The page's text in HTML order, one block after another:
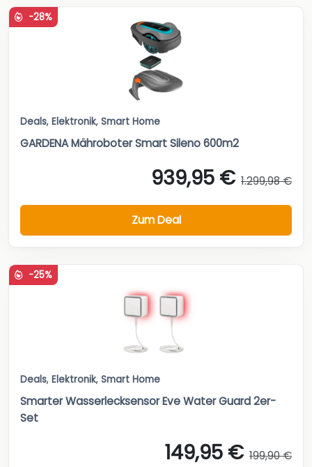
-28%
Deals, Elektronik, Smart Home
GARDENA Mähroboter Smart Sileno 600m2
939,95 € 1.299,98 €
Zum Deal
-25%
Deals, Elektronik, Smart Home
Smarter Wasserlecksensor Eve Water Guard 2er-
Set
149,95 € 199,90 €